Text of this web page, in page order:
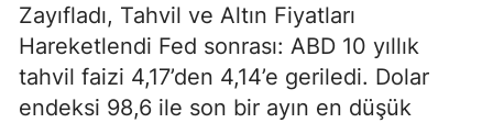
Zayıfladı, Tahvil ve Altın Fiyatları
Hareketlendi Fed sonrası: ABD 10 yıllık
tahvil faizi 4,17’den 4,14’e geriledi. Dolar
endeksi 98,6 ile son bir ayın en düşük